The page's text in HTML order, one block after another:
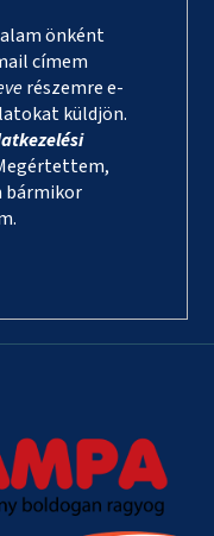
önként
címem
részemre e-
küldjön.
bármikor